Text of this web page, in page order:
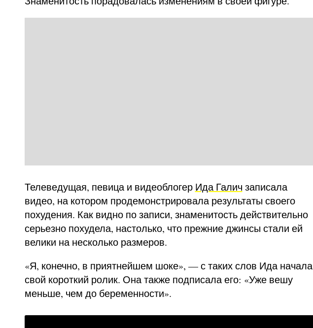
Телеведущая, певица и видеоблогер Ида Галич записала
видео, на котором продемонстрировала результаты своего
похудения. Как видно по записи, знаменитость действительно
серьезно похудела, настолько, что прежние джинсы стали ей
велики на несколько размеров.
«Я, конечно, в приятнейшем шоке», — с таких слов Ида начала
свой короткий ролик. Она также подписала его: «Уже вешу
меньше, чем до беременности».